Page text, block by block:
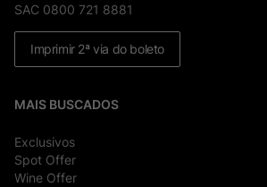
SAC 0800 721 8881
Imprimir 2ª via do boleto
MAIS BUSCADOS
Exclusivos
Spot Offer
Wine Offer